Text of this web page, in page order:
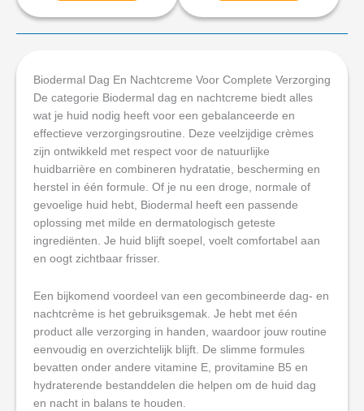
Biodermal Dag En Nachtcreme Voor Complete Verzorging
De categorie Biodermal dag en nachtcreme biedt alles
wat je huid nodig heeft voor een gebalanceerde en
effectieve verzorgingsroutine. Deze veelzijdige crèmes
zijn ontwikkeld met respect voor de natuurlijke
huidbarrière en combineren hydratatie, bescherming en
herstel in één formule. Of je nu een droge, normale of
gevoelige huid hebt, Biodermal heeft een passende
oplossing met milde en dermatologisch geteste
ingrediënten. Je huid blijft soepel, voelt comfortabel aan
en oogt zichtbaar frisser.
Een bijkomend voordeel van een gecombineerde dag- en
nachtcrème is het gebruiksgemak. Je hebt met één
product alle verzorging in handen, waardoor jouw routine
eenvoudig en overzichtelijk blijft. De slimme formules
bevatten onder andere vitamine E, provitamine B5 en
hydraterende bestanddelen die helpen om de huid dag
en nacht in balans te houden.